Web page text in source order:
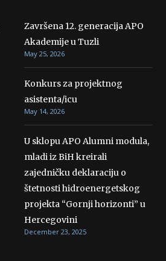
Završena 12. generacija APO
Akademije u Tuzli
May 25, 2026
Konkurs za projektnog
asistenta/icu
May 14, 2026
U sklopu APO Alumni modula,
mladi iz BiH kreirali
zajedničku deklaraciju o
štetnosti hidroenergetskog
projekta “Gornji horizonti” u
Hercegovini
December 23, 2025